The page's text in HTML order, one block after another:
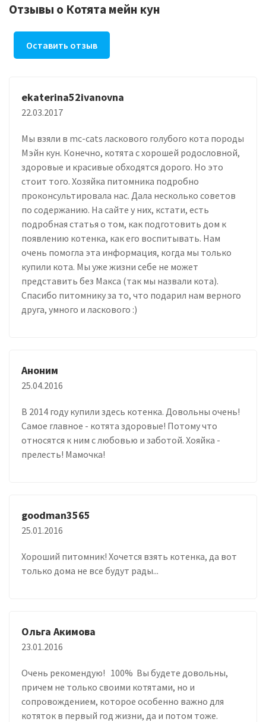
Отзывы о Котята мейн кун
Оставить отзыв
ekaterina52ivanovna
22.03.2017
Мы взяли в mc-cats ласкового голубого кота породы
Мэйн кун. Конечно, котята с хорошей родословной,
здоровые и красивые обходятся дорого. Но это
стоит того. Хозяйка питомника подробно
проконсультировала нас. Дала несколько советов
по содержанию. На сайте у них, кстати, есть
подробная статья о том, как подготовить дом к
появлению котенка, как его воспитывать. Нам
очень помогла эта информация, когда мы только
купили кота. Мы уже жизни себе не может
представить без Макса (так мы назвали кота).
Спасибо питомнику за то, что подарил нам верного
друга, умного и ласкового :)
Аноним
25.04.2016
В 2014 году купили здесь котенка. Довольны очень!
Самое главное - котята здоровые! Потому что
относятся к ним с любовью и заботой. Хояйка -
прелесть! Мамочка!
goodman3565
25.01.2016
Хороший питомник! Хочется взять котенка, да вот
только дома не все будут рады...
Ольга Акимова
23.01.2016
Очень рекомендую! 100% Вы будете довольны,
причем не только своими котятами, но и
сопровождением, которое особенно важно для
котяток в первый год жизни, да и потом тоже.